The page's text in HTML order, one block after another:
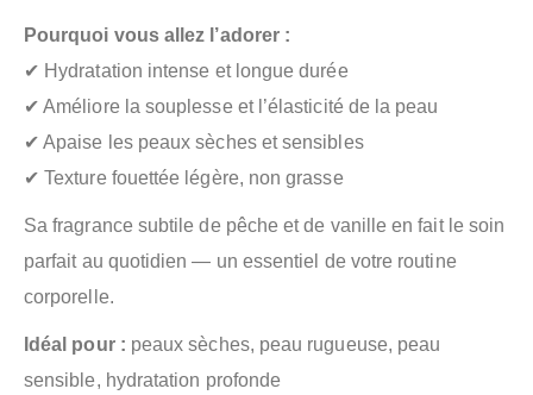
Pourquoi vous allez l’adorer :
✔ Hydratation intense et longue durée
✔ Améliore la souplesse et l’élasticité de la peau
✔ Apaise les peaux sèches et sensibles
✔ Texture fouettée légère, non grasse
Sa fragrance subtile de pêche et de vanille en fait le soin
parfait au quotidien — un essentiel de votre routine
corporelle.
Idéal pour : peaux sèches, peau rugueuse, peau
sensible, hydratation profonde